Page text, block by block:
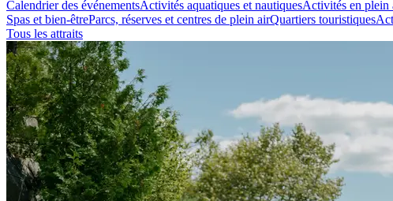
Calendrier des événementsActivités aquatiques et nautiquesActivités en plein
Spas et bien-êtreParcs, réserves et centres de plein airQuartiers touristiques
Tous les attraits